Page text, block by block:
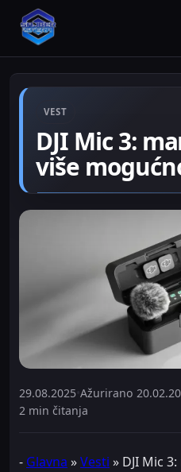
VEST
DJI Mic 3:
više
29.08.2025 Ažurirano
2 min čitanja
- Glavna »Vesti » DJI Mic